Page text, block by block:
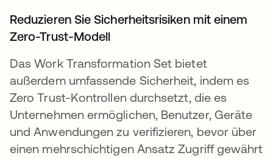
Reduzieren Sie Sicherheitsrisiken mit einem
Zero-Trust-Modell
Das Work Transformation Set bietet
außerdem umfassende Sicherheit, indem es
Zero Trust-Kontrollen durchsetzt, die es
Unternehmen ermöglichen, Benutzer, Geräte
und Anwendungen zu verifizieren, bevor über
einen mehrschichtigen Ansatz Zugriff gewährt